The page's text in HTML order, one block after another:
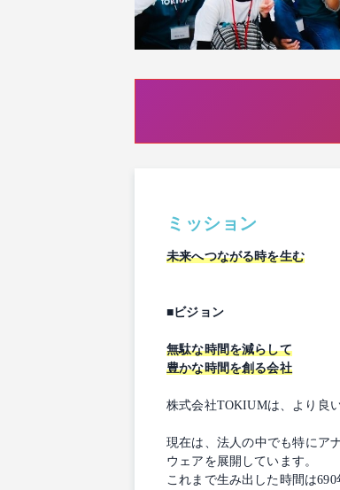
ミッション
未来へつながる時を生む
■ビジョン
無駄な時間を減らして
豊かな時間を創る会社
株式会社TOKIUMは、より良
現在は、法人の中でも特にア
ウェアを展開しています。
これまで生み出した時間は690